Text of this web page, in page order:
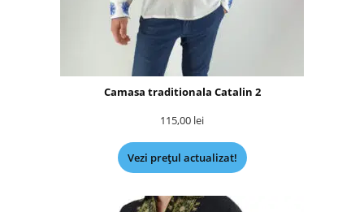
Camasa traditionala Catalin 2
115,00 lei
Vezi prețul actualizat!